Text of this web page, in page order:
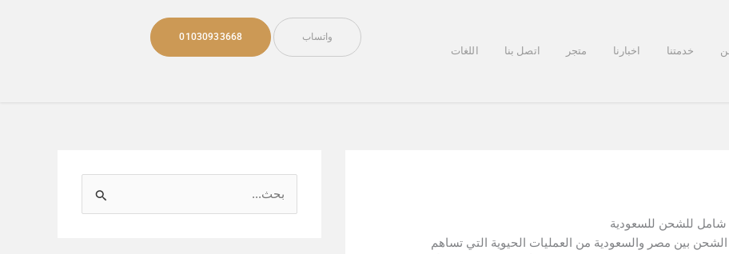
خدمتنا اخبارنا متجر اتصل بنا اللغات
واتساب 01030933668
شامل للشحن للسعودية
بين مصر والسعودية من العمليات الحيوية التي تساهم